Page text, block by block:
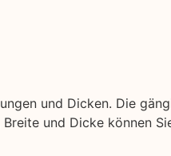
und Dicken. Die
und Dicke können